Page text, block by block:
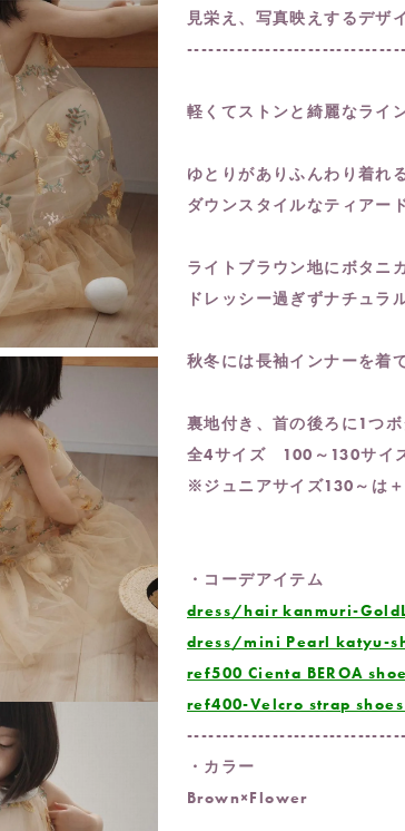
見栄え、写真映えするデザ
軽くてストンと綺麗なライ
ゆとりがありふんわり着れ
ダウンスタイルなティアー
ライトブラウン地にボタニ
ドレッシー過ぎずナチュラ
秋冬には長袖インナーを着
裏地付き、首の後ろに1つボ
全4サイズ 100～130サイ
※ジュニアサイズ130～は
・コーデアイテム
dress/hair kanmuri-
dress/mini Pearl katyu-
ref500 Cienta BEROA
ref400-Velcro strap shoes
・カラー
Brown×Flower